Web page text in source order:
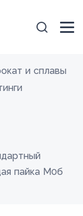
и сплавы
пайка М0б